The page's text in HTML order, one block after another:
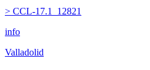
> CCL-17.1_12821
info
Valladolid